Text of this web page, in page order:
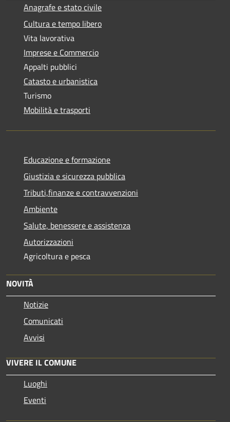
Anagrafe e stato civile
Cultura e tempo libero
Vita lavorativa
Imprese e Commercio
Appalti pubblici
Catasto e urbanistica
Turismo
Mobilità e trasporti
Educazione e formazione
Giustizia e sicurezza pubblica
Tributi,finanze e contravvenzioni
Ambiente
Salute, benessere e assistenza
Autorizzazioni
Agricoltura e pesca
NOVITÀ
Notizie
Comunicati
Avvisi
VIVERE IL COMUNE
Luoghi
Eventi